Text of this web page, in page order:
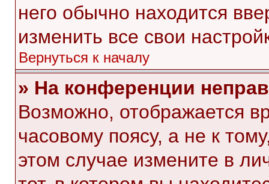
него обычно находится
изменить все свои
Вернуться к началу
» На конференции
Возможно, отображается
часовому поясу, а не к
этом случае измените в